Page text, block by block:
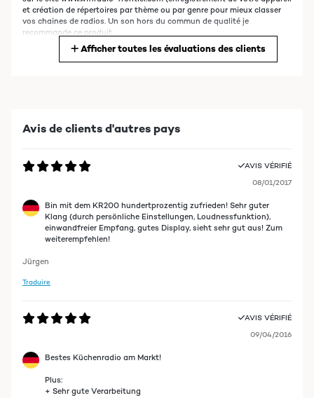
et création de répertoires par thème ou par genre pour mieux classer
vos chaines de radios. Un son hors du commun de qualité je
recommande ce produit
Fantastique !!!
AVIS VÉRIFIÉ
11/02/2016
excellent rapport qualite prix son agreable utilisation simple
Afficher toutes les évaluations des clients
Avis de clients d'autres pays
AVIS VÉRIFIÉ
08/01/2017
Bin mit dem KR200 hundertprozentig zufrieden! Sehr guter
Klang (durch persönliche Einstellungen, Loudnessfunktion),
einwandfreier Empfang, gutes Display, sieht sehr gut aus! Zum
weiterempfehlen!
Jürgen
Traduire
AVIS VÉRIFIÉ
09/04/2016
Bestes Küchenradio am Markt!
Plus:
+ Sehr gute Verarbeitung